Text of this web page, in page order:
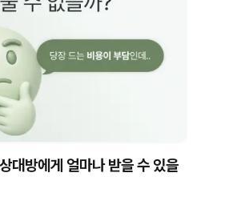
대방에게 얼마나 받을 수 있을